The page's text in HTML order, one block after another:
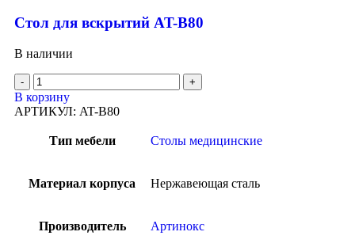
Стол для вскрытий AT-B80
В наличии
В корзину
АРТИКУЛ: AT-B80
Тип мебели Столы медицинские
Материал корпуса Нержавеющая сталь
Производитель Артинокс